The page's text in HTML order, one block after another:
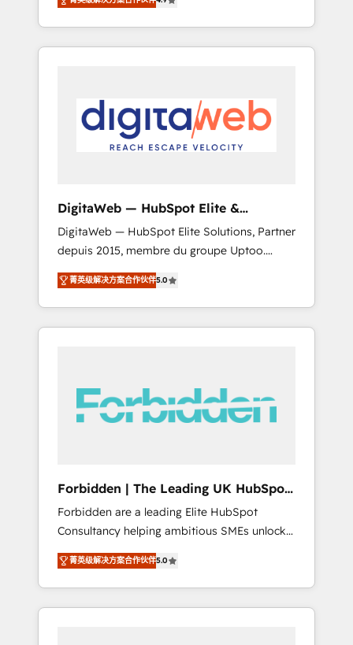
industries. With 150+ HubSpot-certified
experts, we deliver scalable solutions to
complex GTM and RevOps challenges. Our
smooth setup tailored to your GTM motion.
🔹 Migrations: Move from other CRMs to
HubSpot without data loss or downtime. 🔹
stack for better adoption. 🔹 Custom
Solutions: Build tailored apps, workflows, and
configurations. We are SOC 2 Type II and ISO
27001 certified, reinforcing our commitment
to data security and compliance. At
OneMetric, we help revenue teams focus on
the OneMetric that matters most: revenue.
DigitaWeb — HubSpot Elite &
Intégrations ERP
DigitaWeb — HubSpot Elite Solutions, Partner
depuis 2015, membre du groupe Uptoo.
Nous aidons les ETI et PME B2B à unifier
Marketing, Ventes et Service sur HubSpot
grâce à la Revenue Architecture : alignement
des équipes, pipeline prévisible, croissance
Shopify, Oneflow. 💻 Développements
custom : CRM UI Extensions (React),
B2B, Immobilier, Viticulture, Finance. 🚀 Nos
livrables : migration sécurisée,
implémentation Marketing + Sales + Service
Hub, synchronisation ERP ↔ HubSpot temps
réel, formation équipes. 🏆 +350 projets
livrés. Accrédités HubSpot CRM
Implementation, Data Migration & Custom
菁英级解决方案合作伙伴5.0
Forbidden | The Leading UK HubSpot
Consultancy
Forbidden are a leading Elite HubSpot
Consultancy helping ambitious SMEs unlock
the full potential of HubSpot. Too many
businesses invest in HubSpot but never see
the ROI they expected due to poor adoption,
messy data, and disconnected teams getting
菁英级解决方案合作伙伴5.0